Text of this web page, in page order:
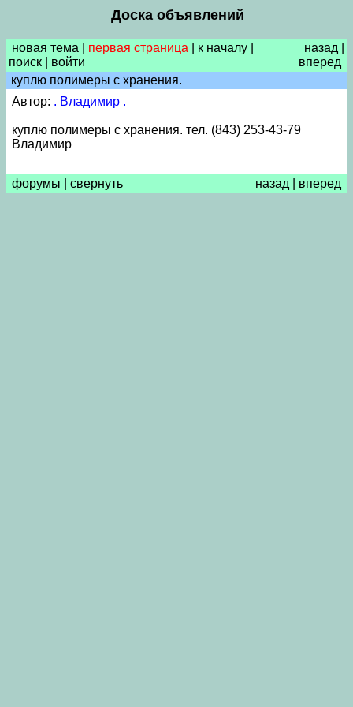
Доска объявлений
новая тема первая страница к началу
поиск
войти
назад
вперед
куплю полимеры с хранения.
Автор: . Владимир .
куплю полимеры с хранения. тел. (843) 253-43-79
Владимир
форумы свернуть назад вперед